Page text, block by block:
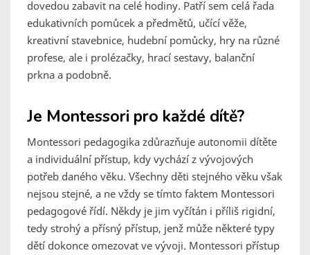
dovedou zabavit na celé hodiny. Patří sem celá řada
edukativních pomůcek a předmětů, učící věže,
kreativní stavebnice, hudební pomůcky, hry na různé
profese, ale i prolézačky, hrací sestavy, balanční
prkna a podobně.
Je Montessori pro každé dítě?
Montessori pedagogika zdůrazňuje autonomii dítěte
a individuální přístup, kdy vychází z vývojových
potřeb daného věku. Všechny děti stejného věku však
nejsou stejné, a ne vždy se tímto faktem Montessori
pedagogové řídí. Někdy je jim vyčítán i příliš rigidní,
tedy strohý a přísný přístup, jenž může některé typy
dětí dokonce omezovat ve vývoji. Montessori přístup